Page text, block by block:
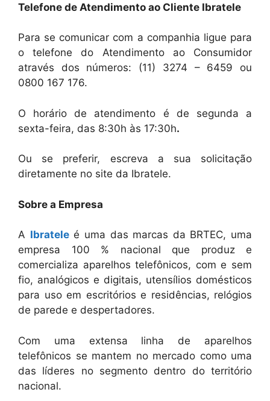
Telefone de Atendimento ao Cliente Ibratele
Para se comunicar com a companhia ligue para
o telefone do Atendimento ao Consumidor
através dos números: (11) 3274 – 6459 ou
0800 167 176.
O horário de atendimento é de segunda a
sexta-feira, das 8:30h às 17:30h.
Ou se preferir, escreva a sua solicitação
diretamente no site da Ibratele.
Sobre a Empresa
A Ibrateleé uma das marcas da BRTEC, uma
empresa 100 % nacional que produz e
comercializa aparelhos telefônicos, com e sem
fio, analógicos e digitais, utensílios domésticos
para uso em escritórios e residências, relógios
de parede e despertadores.
Com uma extensa linha de aparelhos
telefônicos se mantem no mercado como uma
das líderes no segmento dentro do território
nacional.